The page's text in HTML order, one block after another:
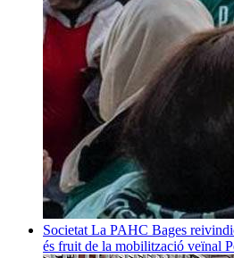
Societat La PAHC Bages
és fruit de la mobilització veïnal